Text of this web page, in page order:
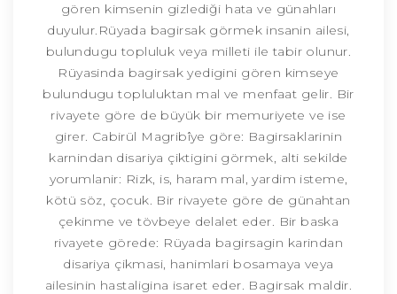
gören kimsenin gizlediği hata ve günahları
duyulur.Rüyada bagirsak görmek insanin ailesi,
bulundugu topluluk veya milleti ile tabir olunur.
Rüyasinda bagirsak yedigini gören kimseye
bulundugu topluluktan mal ve menfaat gelir. Bir
rivayete göre de büyük bir memuriyete ve ise
girer. Cabirül Magribîye göre: Bagirsaklarinin
karnindan disariya çiktigini görmek, alti sekilde
yorumlanir: Rizk, is, haram mal, yardim isteme,
kötü söz, çocuk. Bir rivayete göre de günahtan
çekinme ve tövbeye delalet eder. Bir baska
rivayete görede: Rüyada bagirsagin karindan
disariya çikmasi, hanimlari bosamaya veya
ailesinin hastaligina isaret eder. Bagirsak maldir.